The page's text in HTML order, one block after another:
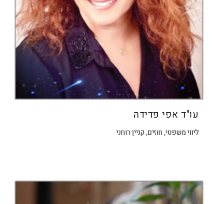
עו"ד אפי פדידה
ליווי משפטי, חוזים, קניין רוחני